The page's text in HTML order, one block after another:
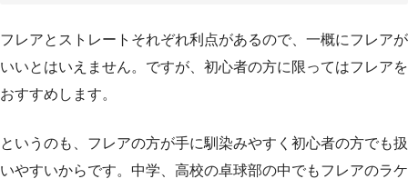
フレアとストレートそれぞれ利点があるので、一概にフレアが
いいとはいえません。ですが、初心者の方に限ってはフレアを
おすすめします。
というのも、フレアの方が手に馴染みやすく初心者の方でも扱
いやすいからです。中学、高校の卓球部の中でもフレアのラケ